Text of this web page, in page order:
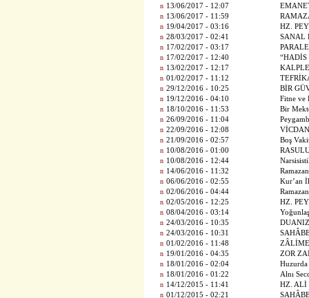
n 13/06/2017 - 12:07
n 13/06/2017 - 11:59
n 19/04/2017 - 03:16
HZ.
n 28/03/2017 - 02:41
SANAL
n 17/02/2017 - 03:17
n 17/02/2017 - 12:40
n 13/02/2017 - 12:17
n 01/02/2017 - 11:12
n 29/12/2016 - 10:25
BİR
n 19/12/2016 - 04:10
Fitne ve
n 18/10/2016 - 11:53
Bir
n 26/09/2016 - 11:04
n 22/09/2016 - 12:08
n 21/09/2016 - 02:57
Boş
n 10/08/2016 - 01:00
n 10/08/2016 - 12:44
n 14/06/2016 - 11:32
n 06/06/2016 - 02:55
Kur’an
n 02/06/2016 - 04:44
n 02/05/2016 - 12:25
HZ.
n 08/04/2016 - 03:14
n 24/03/2016 - 10:35
n 24/03/2016 - 10:31
n 01/02/2016 - 11:48
n 19/01/2016 - 04:35
ZOR
n 18/01/2016 - 02:04
n 18/01/2016 - 01:22
Alnı
n 14/12/2015 - 11:41
HZ. ALİ
n 01/12/2015 - 02:21